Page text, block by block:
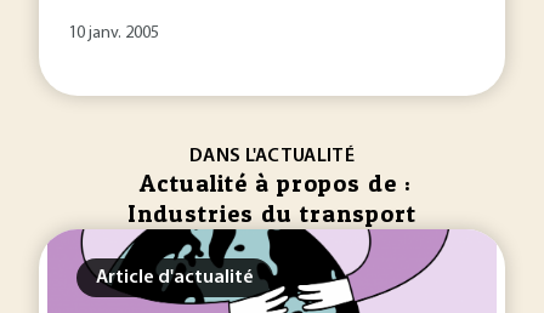
10 janv. 2005
DANS L'ACTUALITÉ
Actualité à propos de :
Industries du transport
Article d'actualité